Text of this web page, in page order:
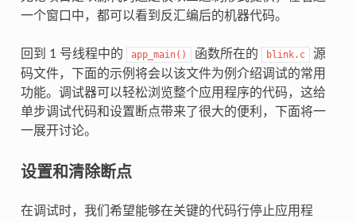
一个窗口中，都可以看到反汇编后的机器代码。
回到 1 号线程中的 app_main() 函数所在的 blink.c
源
码文件，下面的示例将会以该文件为例介绍调试的常用
功能。调试器可以轻松浏览整个应用程序的代码，这给
单步调试代码和设置断点带来了很大的便利，下面将一
一展开讨论。
设置和清除断点
在调试时，我们希望能够在关键的代码行停止应用程